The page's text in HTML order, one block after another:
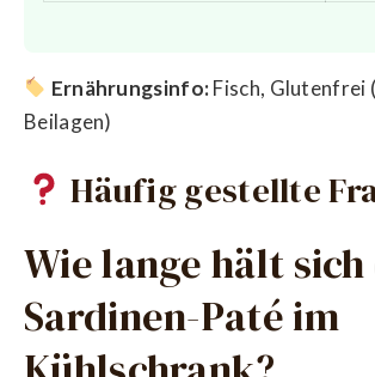
Ernährungsinfo:Fisch, Glutenfrei
Beilagen)
Häufig gestellte
Wie lange hält
Sardinen-Paté im